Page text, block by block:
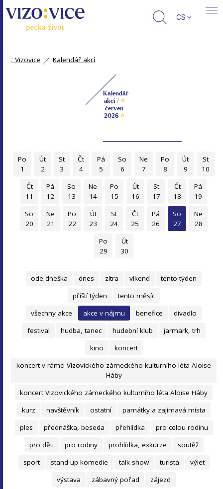
CS
: Vizovice Kalendář akcí
Kalendář
akcí / «
červen
2026 »
Po
1
Út
2
St
3
Čt
4
Pá
5
So
6
Ne
7
Po
8
Út
9
St
10
Čt
11
Pá
12
So
13
Ne
14
Po
15
Út
16
St
17
Čt
18
Pá
19
So
20
Ne
21
Po
22
Út
23
St
24
Čt
25
Pá
26
So
27
Ne
28
Po
29
Út
30
ode dneška dnes zítra víkend
tento týden
příští týden
tento měsíc
všechny akce
akce v nájmu benefice
divadlo
festival
hudba, tanec hudební klub
jarmark, trh
kino
koncert
koncert v rámci Vizovického zámeckého kulturního léta Aloise
Háby
koncert Vizovického zámeckého kulturního léta Aloise Háby
kurz
navštěvník ostatní
památky a zajímavá místa
ples
přednáška, beseda přehlídka
pro celou rodinu
pro děti
pro rodiny prohlídka, exkurze
soutěž
sport
stand-up komedie talk show turista
výlet
výstava
zábavný pořad zájezd